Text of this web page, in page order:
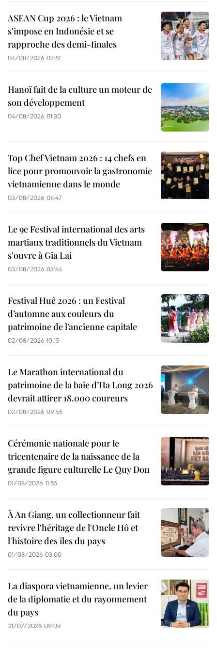
ASEAN Cup 2026 : le Vietnam
s'impose en Indonésie et se
rapproche des demi-finales
04/08/2026 02:51
Hanoï fait de la culture un moteur de
son développement
04/08/2026 01:30
Top Chef Vietnam 2026 : 14 chefs en
lice pour promouvoir la gastronomie
vietnamienne dans le monde
03/08/2026 08:47
Le 9e Festival international des arts
martiaux traditionnels du Vietnam
s'ouvre à Gia Lai
03/08/2026 03:44
Festival Huê 2026 : un Festival
d’automne aux couleurs du
patrimoine de l’ancienne capitale
02/08/2026 10:15
Le Marathon international du
patrimoine de la baie d’Ha Long 2026
devrait attirer 18.000 coureurs
02/08/2026 09:55
Cérémonie nationale pour le
tricentenaire de la naissance de la
grande figure culturelle Le Quy Don
01/08/2026 11:55
À An Giang, un collectionneur fait
revivre l'héritage de l'Oncle Hô et
l'histoire des îles du pays
01/08/2026 03:00
La diaspora vietnamienne, un levier
de la diplomatie et du rayonnement
du pays
31/07/2026 09:09